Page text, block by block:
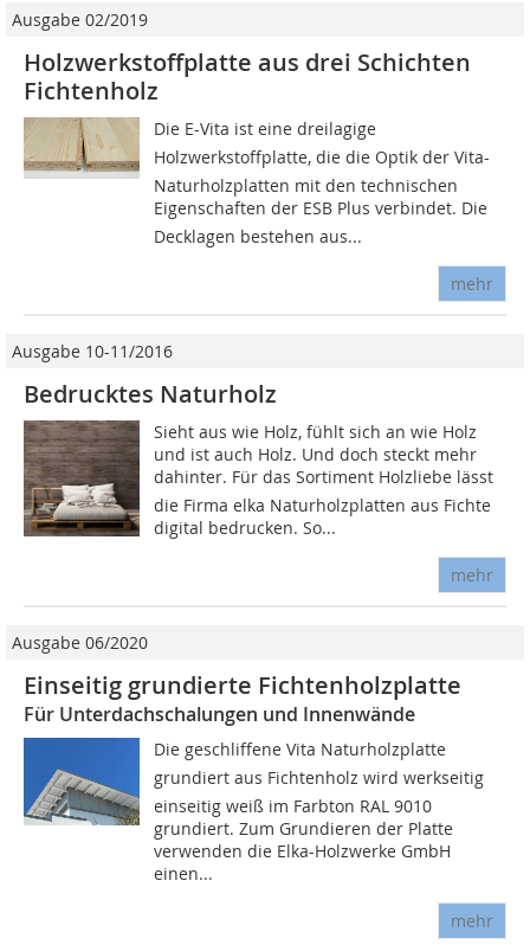
Ausgabe 02/2019
Holzwerkstoffplatte aus drei Schichten
Fichtenholz
Die E-Vita ist eine dreilagige
Holzwerkstoffplatte, die die Optik der Vita-
Naturholzplatten mit den technischen
Eigenschaften der ESB Plus verbindet. Die
Decklagen bestehen aus...
mehr
Ausgabe 10-11/2016
Bedrucktes Naturholz
Sieht aus wie Holz, fühlt sich an wie Holz
und ist auch Holz. Und doch steckt mehr
dahinter. Für das Sortiment Holzliebe lässt
die Firma elka Naturholzplatten aus Fichte
digital ­bedrucken. So...
mehr
Ausgabe 06/2020
Einseitig grundierte Fichtenholzplatte
Für Unterdachschalungen und Innenwände
Die geschliffene Vita Naturholzplatte
grundiert aus Fichtenholz wird werkseitig
einseitig weiß im Farbton RAL 9010
grundiert. Zum Grundieren der Platte
verwenden die Elka-Holzwerke GmbH
einen...
mehr